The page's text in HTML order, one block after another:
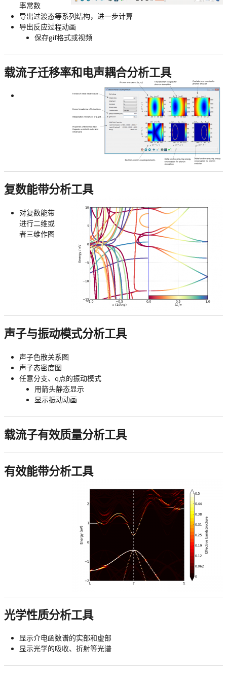
率常数
导出过渡态等系列结构，进一步计算
导出反应过程动画
保存gif格式或视频
载流子迁移率和电声耦合分析工具
复数能带分析工具
对复数能带
进行二维或
者三维作图
声子与振动模式分析工具
声子色散关系图
声子态密度图
任意分支、q点的振动模式
用箭头静态显示
显示振动动画
载流子有效质量分析工具
有效能带分析工具
光学性质分析工具
显示介电函数谱的实部和虚部
显示光学的吸收、折射等光谱